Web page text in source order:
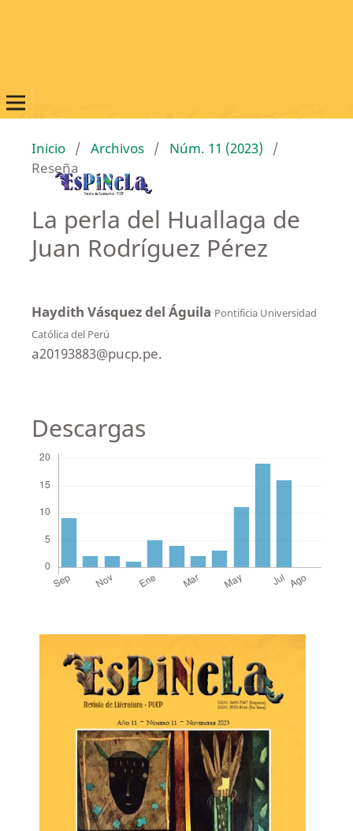
Inicio / Archivos / Núm. 11 (2023)
/
Reseña
La perla del Huallaga de
Juan Rodríguez Pérez
Haydith Vásquez del Águila Pontificia Universidad
Católica del Perú
a20193883@pucp.pe.
Descargas